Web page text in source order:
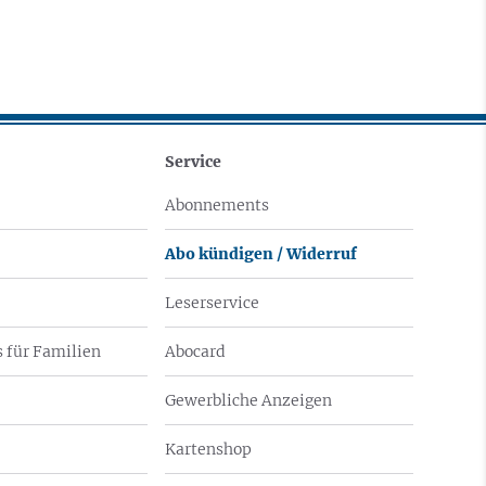
für Familien
Service
Abonnements
Abo kündigen / Widerruf
Leserservice
Abocard
Gewerbliche Anzeigen
Kartenshop